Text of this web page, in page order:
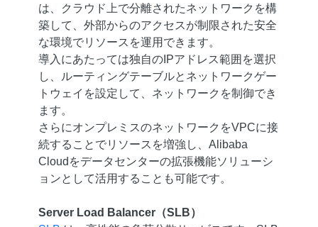
は、クラウド上で分離されたネットワークを構
築して、外部からのアクセスが制限された安全
な環境でリソースを運用できます。
導入にあたっては独自のIPアドレス範囲を選択
し、ルーティングテーブルとネットワークゲー
トウェイを設定して、ネットワークを制御でき
ます。
さらにオンプレミスのネットワークをVPCに接
続することでリソースを増強し、Alibaba
Cloudをデータセンターの拡張機能ソリューシ
ョンとして活用することも可能です。
Server Load Balancer（SLB）